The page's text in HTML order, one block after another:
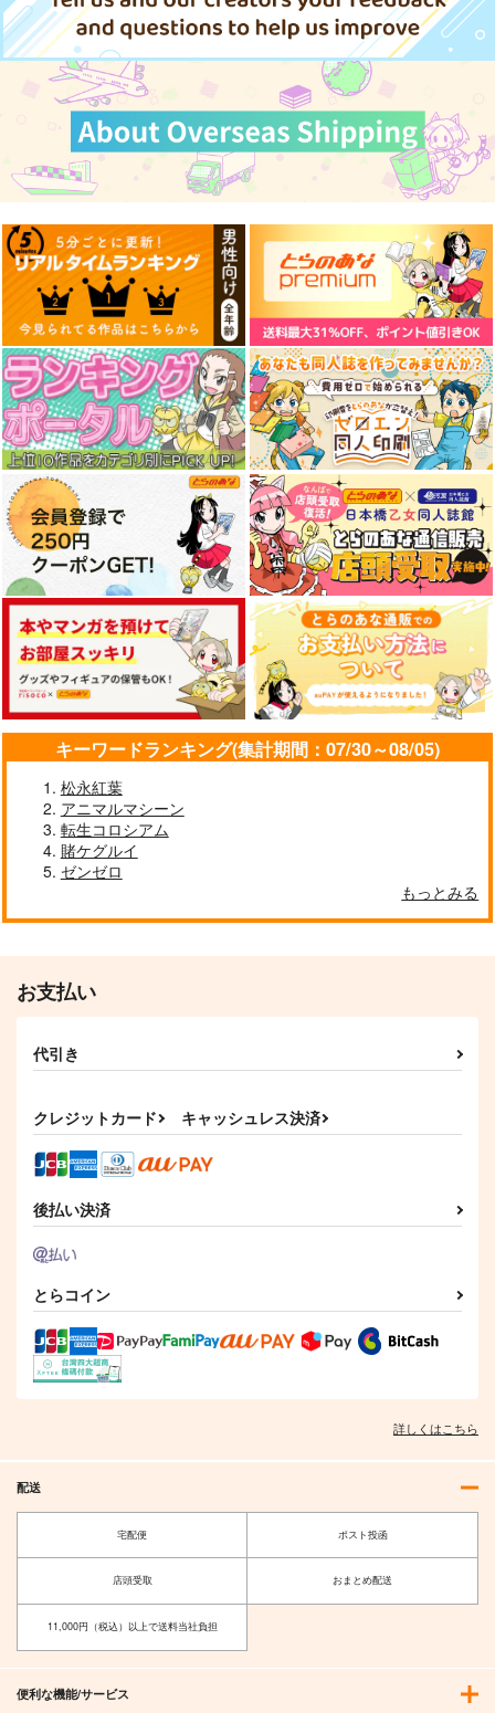
海ゆかば
スタジオかつ丼
880円（税込）
艦隊これくしょん-艦これ-
大和
長門
サンプル
カート
艦これプロレス 四方
山話２
Mystic Lab
660 （税込）
艦隊これくしょん-艦これ-
暁
空母ヲ級
サンプル
カート
艦これプロレス24
Mystic Lab
2,200円（税込）
艦隊これくしょん-艦これ-
天龍
那珂
サンプル
カート
去年ルノアール鎮守府
Paradise of Thunder
小書会
円（税込）
艦隊これくしょん-艦これ-
サンプル
カート
妙齢型重巡伝 残念だ
HYPER BRAND
サンプル
カート
ボクカワウソ戦隊ビッ
ボクカワウソ
サンプル
カート
I/RO
専売 1,100円（税込）
艦隊これくしょん-艦これ-
呂500
島風
サンプル
サンプル
作品詳細
サンプル
作品詳細
サンプル
作品詳細
【有償特典】特製A3
タペストリー（小悪魔
たちが離してくれな
い！）
KADOKAWA
1,100円（税込）
サンプル
作品詳細
【有償特典】特製A3
タペストリー（孤高の
華と呼ばれる英国美少
女、義妹になったら不
器用に甘えてきた 4）
オーバーラップ
1,100円（税込）
サンプル
作品詳細
【有償特典】特製A3
タペストリー（すぐケ
ンカする都会ギャルと
京美人を仲直りさせた
いだけなのに！（※わ
たしを取り合うのはや
めなさい！））
KADOKAWA
1,100円（税込）
作品詳細
【有償特典】特製A3
タペストリー（倒れた
婦人を救ったご褒美
は、娘の美人双子との
KADOKAWA
【有償特典】特製A3
みます～）
（税込）
タペストリー（この素
晴らしい世界に祝福
を!エクストラ もっと
あの愚か者にも脚光
を! 姫様からの招待
状）
KADOKAWA
1,100円 （税込）
健全な美少女レベルア
KADOKAWA
1,100円（税込）
タペストリー（時々ボ
ソッとロシア語でデレ
る勇者のアーリャさ
ん）
KADOKAWA
1,100 円（税込）
作品詳細
キーワードランキング(集計期間：07/30～08/05)
松永紅葉
アニマルマシーン
転生コロシアム
賭ケグルイ
ゼンゼロ
もっとみる
お支払い
代引き
クレジットカード キャッシュレス決済
後払い決済
とらコイン
詳しくはこちら
配送
宅配便 ポスト投函
店頭受取 おまとめ配送
11,000円（税込）以上で送料当社負担
便利な機能/サービス